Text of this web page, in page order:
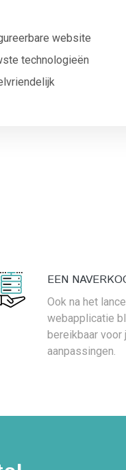
website
technologieën
EEN
Ook na het
webapplicatie
bereikbaar voor
aanpassingen.